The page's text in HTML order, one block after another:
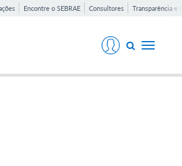
Encontre o SEBRAE Consultores Transparência e
Toggle